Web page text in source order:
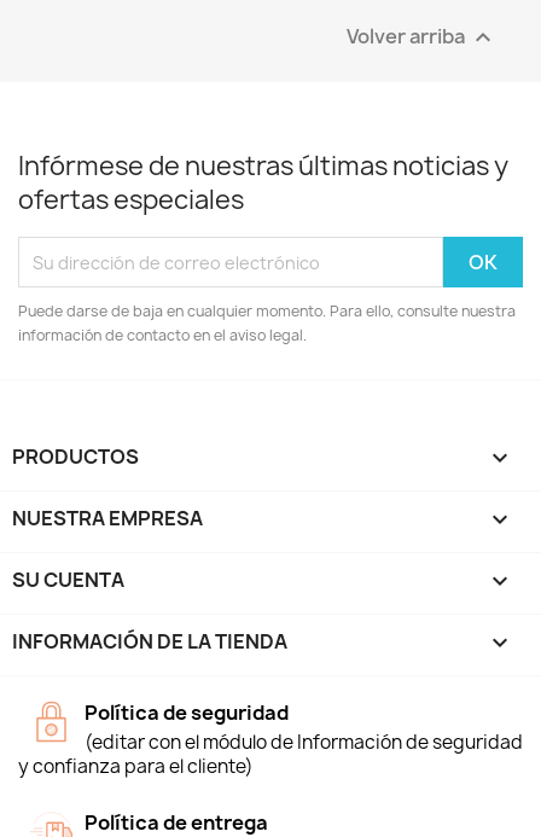
Volver arriba 
Infórmese de nuestras últimas noticias y
ofertas especiales
Puede darse de baja en cualquier momento. Para ello, consulte nuestra
información de contacto en el aviso legal.
PRODUCTOS 
NUESTRA EMPRESA 
SU CUENTA 
INFORMACIÓN DE LA TIENDA keyboard_arrow_down
Política de seguridad
(editar con el módulo de Información de seguridad
y confianza para el cliente)
Política de entrega